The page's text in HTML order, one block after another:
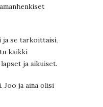
ja se tarkoittaisi,
kaikki
ja aikuiset.
Joo ja aina olisi